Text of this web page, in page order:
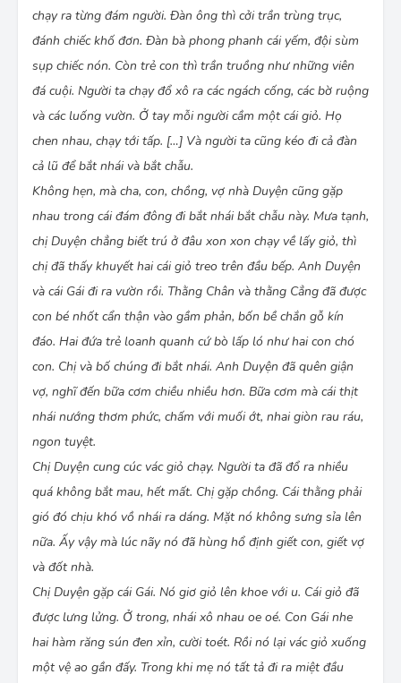
chạy ra từng đám người. Ðàn ông thì cởi trần trùng trục,
đánh chiếc khố đơn. Ðàn bà phong phanh cái yếm, đội sùm
sụp chiếc nón. Còn trẻ con thì trần truồng như những viên
đá cuội. Người ta chạy đổ xô ra các ngách cống, các bờ ruộng
và các luống vườn. Ở tay mỗi người cầm một cái giỏ. Họ
chen nhau, chạy tới tấp. […] Và người ta cũng kéo đi cả đàn
cả lũ để bắt nhái và bắt chẫu.
Không hẹn, mà cha, con, chồng, vợ nhà Duyện cũng gặp
nhau trong cái đám đông đi bắt nhái bắt chẫu này. Mưa tạnh,
chị Duyện chẳng biết trú ở đâu xon xon chạy về lấy giỏ, thì
chị đã thấy khuyết hai cái giỏ treo trên đầu bếp. Anh Duyện
và cái Gái đi ra vườn rồi. Thằng Chân và thằng Cẳng đã được
con bé nhốt cẩn thận vào gầm phản, bốn bề chắn gỗ kín
đáo. Hai đứa trẻ loanh quanh cứ bò lấp ló như hai con chó
con. Chị và bố chúng đi bắt nhái. Anh Duyện đã quên giận
vợ, nghĩ đến bữa cơm chiều nhiều hơn. Bữa cơm mà cái thịt
nhái nướng thơm phức, chấm với muối ớt, nhai giòn rau ráu,
ngon tuyệt.
Chị Duyện cung cúc vác giỏ chạy. Người ta đã đổ ra nhiều
quá không bắt mau, hết mất. Chị gặp chồng. Cái thằng phải
gió đó chịu khó vồ nhái ra dáng. Mặt nó không sưng sỉa lên
nữa. Ấy vậy mà lúc nãy nó đã hùng hổ định giết con, giết vợ
và đốt nhà.
Chị Duyện gặp cái Gái. Nó giơ giỏ lên khoe với u. Cái giỏ đã
được lưng lửng. Ở trong, nhái xô nhau oe oé. Con Gái nhe
hai hàm răng sún đen xỉn, cười toét. Rồi nó lại vác giỏ xuống
một vệ ao gần đấy. Trong khi mẹ nó tất tả đi ra miệt đầu